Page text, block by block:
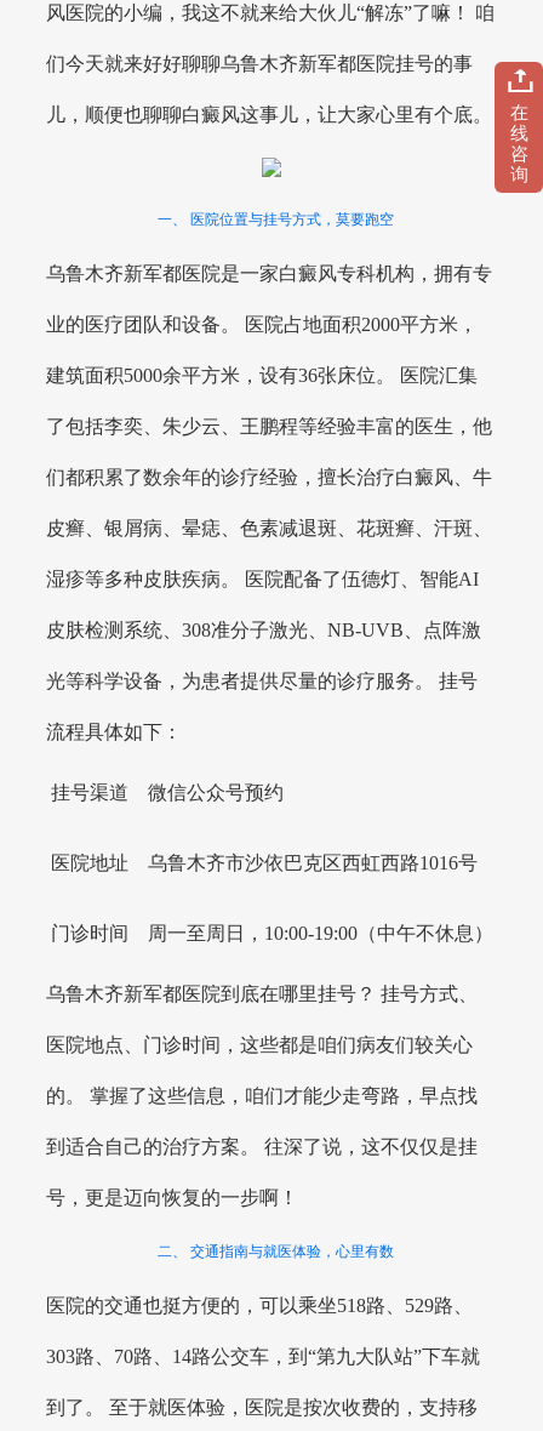
风医院的小编，我这不就来给大伙儿“解冻”了嘛！ 咱
们今天就来好好聊聊乌鲁木齐新军都医院挂号的事
儿，顺便也聊聊白癜风这事儿，让大家心里有个底。
一、 医院位置与挂号方式，莫要跑空
乌鲁木齐新军都医院是一家白癜风专科机构，拥有专
业的医疗团队和设备。 医院占地面积2000平方米，
建筑面积5000余平方米，设有36张床位。 医院汇集
了包括李奕、朱少云、王鹏程等经验丰富的医生，他
们都积累了数余年的诊疗经验，擅长治疗白癜风、牛
皮癣、银屑病、晕痣、色素减退斑、花斑癣、汗斑、
湿疹等多种皮肤疾病。 医院配备了伍德灯、智能AI
皮肤检测系统、308准分子激光、NB-UVB、点阵激
光等科学设备，为患者提供尽量的诊疗服务。 挂号
流程具体如下：
挂号渠道 微信公众号预约
医院地址 乌鲁木齐市沙依巴克区西虹西路1016号
门诊时间 周一至周日，10:00-19:00（中午不休息）
乌鲁木齐新军都医院到底在哪里挂号？ 挂号方式、
医院地点、门诊时间，这些都是咱们病友们较关心
的。 掌握了这些信息，咱们才能少走弯路，早点找
到适合自己的治疗方案。 往深了说，这不仅仅是挂
号，更是迈向恢复的一步啊！
二、 交通指南与就医体验，心里有数
医院的交通也挺方便的，可以乘坐518路、529路、
303路、70路、14路公交车，到“第九大队站”下车就
到了。 至于就医体验，医院是按次收费的，支持移
在
线
咨
询